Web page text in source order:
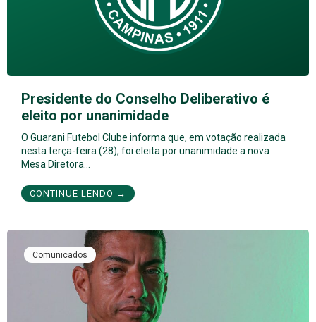
Presidente do Conselho Deliberativo é
eleito por unanimidade
O Guarani Futebol Clube informa que, em votação realizada
nesta terça-feira (28), foi eleita por unanimidade a nova
Mesa Diretora…
CONTINUE LENDO →
Comunicados